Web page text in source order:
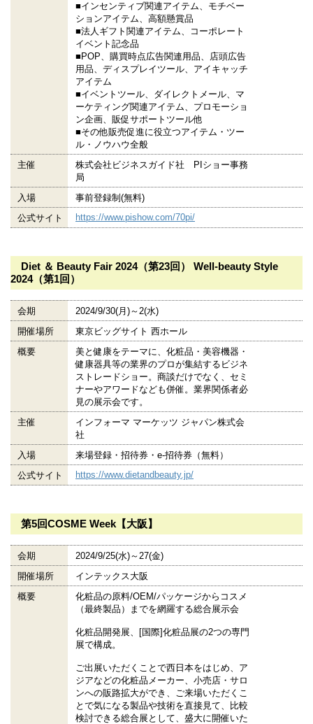
■インセンティブ関連アイテム、モチベー
ションアイテム、高額懸賞品
■法人ギフト関連アイテム、コーポレート
イベント記念品
■POP、購買時点広告関連用品、店頭広告
用品、ディスプレイツール、アイキャッチ
アイテム
■イベントツール、ダイレクトメール、マ
ーケティング関連アイテム、プロモーショ
ン企画、販促サポートツール他
■その他販売促進に役立つアイテム・ツー
ル・ノウハウ全般
主催
株式会社ビジネスガイド社 PIショー事務
局
入場
事前登録制(無料)
公式サイト
https://www.pishow.com/70pi/
Diet ＆ Beauty Fair 2024（第23回） Well-beauty Style
2024（第1回）
会期
2024/9/30(月)～2(水)
開催場所
東京ビッグサイト 西ホール
概要
美と健康をテーマに、化粧品・美容機器・
健康器具等の業界のプロが集結するビジネ
ストレードショー。商談だけでなく、セミ
ナーやアワードなども併催。業界関係者必
見の展示会です。
主催
インフォーマ マーケッツ ジャパン株式会
社
入場
来場登録・招待券・e-招待券（無料）
公式サイト
https://www.dietandbeauty.jp/
第5回COSME Week【大阪】
会期
2024/9/25(水)～27(金)
開催場所
インテックス大阪
概要
化粧品の原料/OEM/パッケージからコスメ
（最終製品）までを網羅する総合展示会
化粧品開発展、[国際]化粧品展の2つの専門
展で構成。
ご出展いただくことで西日本をはじめ、ア
ジアなどの化粧品メーカー、小売店・サロ
ンへの販路拡大ができ、ご来場いただくこ
とで気になる製品や技術を直接見て、比較
検討できる総合展として、盛大に開催いた